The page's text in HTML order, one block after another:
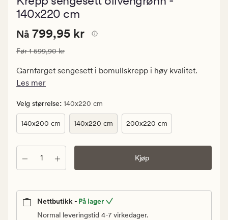
140x220 cm
Nåværende
799,95
kr.
Vanlig
1
599,90
kr
Nåværende pris
Nå 799,95 kr
Vanlig pris 1 599,90 kr
Før1 599,90 kr
Garnfarget sengesett i bomullskrepp i høy kvalitet.
Les mer
Velg størrelse: 140x220 cm
140x200 cm 140x220 cm 200x220 cm
Antall Kjøp
Nettbutikk - På lager
Normal leveringstid 4-7 virkedager.